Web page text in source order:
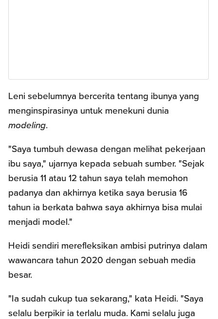
Leni sebelumnya bercerita tentang ibunya yang
menginspirasinya untuk menekuni dunia
modeling.
"Saya tumbuh dewasa dengan melihat pekerjaan
ibu saya," ujarnya kepada sebuah sumber. "Sejak
berusia 11 atau 12 tahun saya telah memohon
padanya dan akhirnya ketika saya berusia 16
tahun ia berkata bahwa saya akhirnya bisa mulai
menjadi model."
Heidi sendiri merefleksikan ambisi putrinya dalam
wawancara tahun 2020 dengan sebuah media
besar.
"Ia sudah cukup tua sekarang," kata Heidi. "Saya
selalu berpikir ia terlalu muda. Kami selalu juga